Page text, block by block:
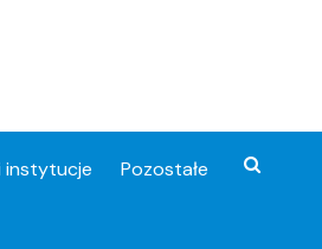
instytucje Pozostałe